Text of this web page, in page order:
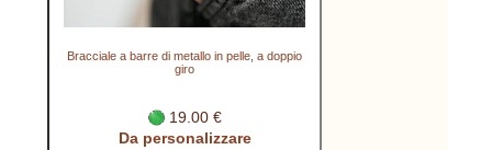
Bracciale a barre di metallo in pelle, a doppio
giro
19.00 €
Da personalizzare